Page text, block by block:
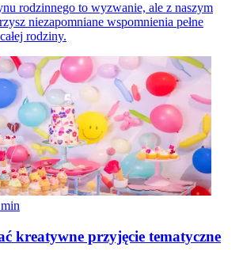
rodzinnego to wyzwanie, ale z naszym
niezapomniane wspomnienia pełne
rodziny.
min
kreatywne przyjęcie tematyczne